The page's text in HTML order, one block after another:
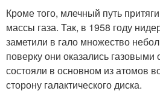
Кроме того, млечный путь
массы газа. Так, в 1958 году
заметили в гало множество
поверку они оказались
состояли в основном из атомов
сторону галактического диска.